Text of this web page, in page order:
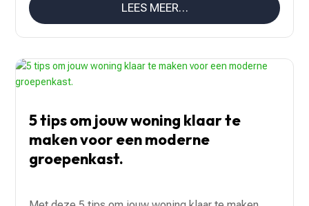
LEES MEER…
5 tips om jouw woning klaar te
maken voor een moderne
groepenkast.